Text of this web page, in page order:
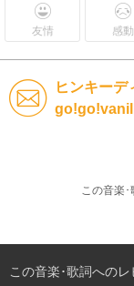
友情 感動
ヒンキーデ
この音楽･
この音楽･歌詞への